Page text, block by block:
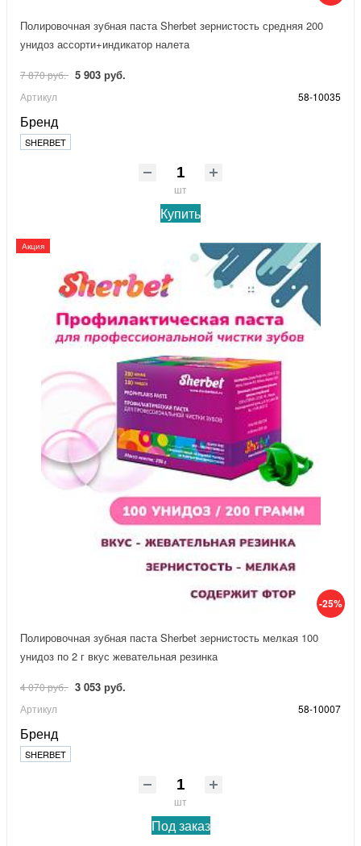
Полировочная зубная паста Sherbet зернистость средняя 200
унидоз ассорти+индикатор налета
7 870 руб. 5 903 руб.
Артикул 58-10035
Бренд
SHERBET
шт
Купить
-25%
Акция
Полировочная зубная паста Sherbet зернистость мелкая 100
унидоз по 2 г вкус жевательная резинка
4 070 руб. 3 053 руб.
Артикул 58-10007
Бренд
SHERBET
шт
Под заказ